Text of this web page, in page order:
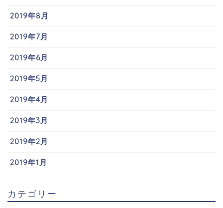
2019年8月
2019年7月
2019年6月
2019年5月
2019年4月
2019年3月
2019年2月
2019年1月
カテゴリー